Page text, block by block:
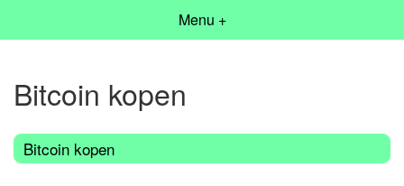
Menu +
Bitcoin kopen
Bitcoin kopen